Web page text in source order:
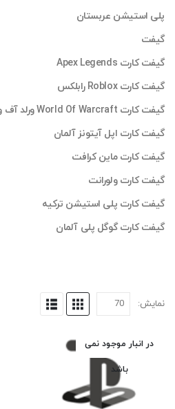
نمایش:
در انبار موجود نمی
باشد
پلی استیشن عربستان
گیفت
گیفت کارت Apex Legends
گیفت کارت Roblox رابلکس
گیفت کارت World Of Warcraft ورلد آف وارکرافت
گیفت کارت اپل آیتونز آلمان
گیفت کارت ماین کرافت
گیفت کارت ولورانت
گیفت کارت پلی استیشن ترکیه
گیفت کارت گوگل پلی آلمان